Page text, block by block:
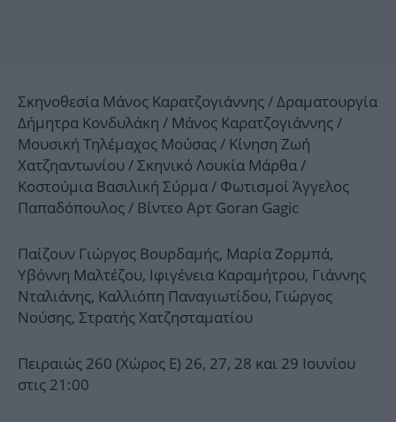
Σκηνοθεσία Μάνος Καρατζογιάννης / Δραματουργία
Δήμητρα Κονδυλάκη / Μάνος Καρατζογιάννης /
Μουσική Τηλέμαχος Μούσας / Κίνηση Ζωή
Χατζηαντωνίου / Σκηνικό Λουκία Μάρθα /
Κοστούμια Βασιλική Σύρμα / Φωτισμοί Άγγελος
Παπαδόπουλος / Βίντεο Αρτ Goran Gagic
Παίζουν Γιώργος Βουρδαμής, Μαρία Ζορμπά,
Υβόννη Μαλτέζου, Ιφιγένεια Καραμήτρου, Γιάννης
Νταλιάνης, Καλλιόπη Παναγιωτίδου, Γιώργος
Νούσης, Στρατής Χατζησταματίου
Πειραιώς 260 (Χώρος E) 26, 27, 28 και 29 Ιουνίου
στις 21:00